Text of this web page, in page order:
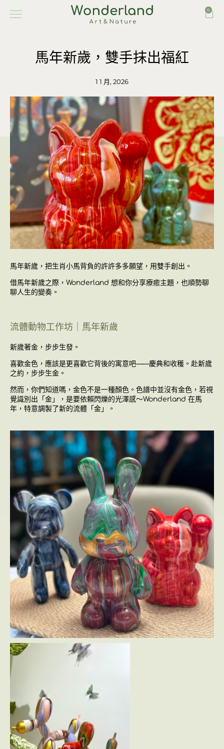
0
馬年新歲，雙手抹出福紅
1 1 月, 2026
馬年新歲，把生肖小馬背負的許許多多願望，用雙手創出。
借馬年新歲之際， Wonderland 想和你分享療癒主題，也順勢聊
聊人生的變奏。
流體動物工作坊｜馬年新歲
新歲著金，步步生發。
喜歡金色，應該是更喜歡它背後的寓意吧——慶典和收穫。赴新歲
之約，步步生金。
然而，你們知道嗎，金色不是一種顏色。色譜中並沒有金色，若視
覺識別出「金」，是要依賴閃爍的光澤感～Wonderland 在馬
年，特意調製了新的流體「金」。